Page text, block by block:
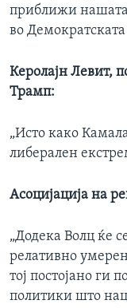
приближи нашата
во Демократската
Керолајн Левит,
Трамп:
„Исто како
либерален
Асоцијација на
„Додека Волц ќе
релативно
тој постојано ги
политики што